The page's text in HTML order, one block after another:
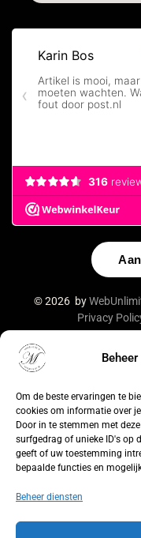
Om de beste ervaringen te
cookies om informatie over
Door in te stemmen met
surfgedrag of unieke ID's op
geeft of uw toestemming
bepaalde functies en
Beheer diensten
© 2026 by
Privacy
De waardering van